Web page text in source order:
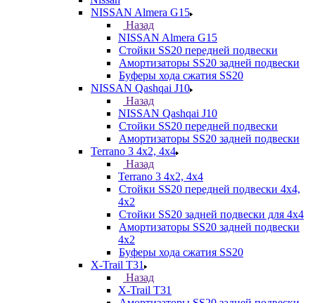
NISSAN Almera G15
Назад
NISSAN Almera G15
Стойки SS20 передней подвески
Амортизаторы SS20 задней подвески
Буферы хода сжатия SS20
NISSAN Qashqai J10
Назад
NISSAN Qashqai J10
Стойки SS20 передней подвески
Амортизаторы SS20 задней подвески
Terrano 3 4х2, 4х4
Назад
Terrano 3 4х2, 4х4
Стойки SS20 передней подвески 4х4,
4x2
Стойки SS20 задней подвески для 4х4
Амортизаторы SS20 задней подвески
4х2
Буферы хода сжатия SS20
X-Trail T31
Назад
X-Trail T31